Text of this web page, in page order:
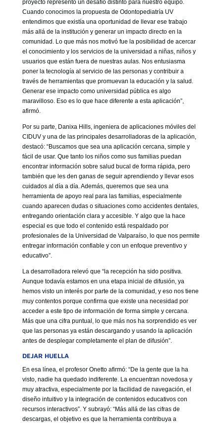
proyecto representó un desafío distinto para nuestro equipo.
Cuando conocimos la propuesta de Odontopediatría UV
entendimos que existía una oportunidad de llevar ese trabajo
más allá de la institución y generar un impacto directo en la
comunidad. Lo que más nos motivó fue la posibilidad de acercar
el conocimiento y los servicios de la universidad a niñas, niños y
usuarios que están fuera de nuestras aulas. Nos entusiasma
poner la tecnología al servicio de las personas y contribuir a
través de herramientas que promuevan la educación y la salud.
Generar ese impacto como universidad pública es algo
maravilloso. Eso es lo que hace diferente a esta aplicación”,
afirmó.
Por su parte, Danixa Hills, ingeniera de aplicaciones móviles del
CIDUV y una de las principales desarrolladoras de la aplicación,
destacó: “Buscamos que sea una aplicación cercana, simple y
fácil de usar. Que tanto los niños como sus familias puedan
encontrar información sobre salud bucal de forma rápida, pero
también que les den ganas de seguir aprendiendo y llevar esos
cuidados al día a día. Además, queremos que sea una
herramienta de apoyo real para las familias, especialmente
cuando aparecen dudas o situaciones como accidentes dentales,
entregando orientación clara y accesible. Y algo que la hace
especial es que todo el contenido está respaldado por
profesionales de la Universidad de Valparaíso, lo que nos permite
entregar información confiable y con un enfoque preventivo y
educativo”.
La desarrolladora relevó que “la recepción ha sido positiva.
Aunque todavía estamos en una etapa inicial de difusión, ya
hemos visto un interés por parte de la comunidad, y eso nos tiene
muy contentos porque confirma que existe una necesidad por
acceder a este tipo de información de forma simple y cercana.
Más que una cifra puntual, lo que más nos ha sorprendido es ver
que las personas ya están descargando y usando la aplicación
antes de desplegar completamente el plan de difusión”.
DEJAR HUELLA
En esa línea, el profesor Onetto afirmó: “De la gente que la ha
visto, nadie ha quedado indiferente. La encuentran novedosa y
muy atractiva, especialmente por la facilidad de navegación, el
diseño intuitivo y la integración de contenidos educativos con
recursos interactivos”. Y subrayó: “Más allá de las cifras de
descargas, el objetivo es que la herramienta contribuya a